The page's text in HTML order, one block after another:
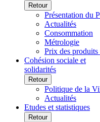
Retour
Présentation du
Actualités
Consommation
Métrologie
Prix des produits
Cohésion sociale et
solidarités
Retour
Politique de la
Actualités
Etudes et statistiques
Retour